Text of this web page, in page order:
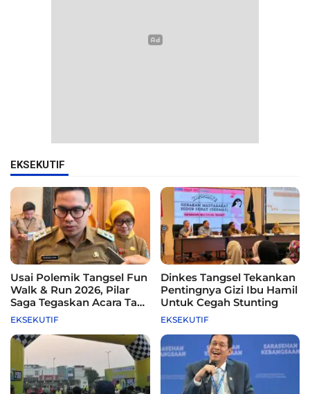
EKSEKUTIF
Usai Polemik Tangsel Fun
Walk & Run 2026, Pilar
Saga Tegaskan Acara Tak
Difasilitasi Pemkot
EKSEKUTIF
Dinkes Tangsel Tekankan
Pentingnya Gizi Ibu Hamil
Untuk Cegah Stunting
EKSEKUTIF